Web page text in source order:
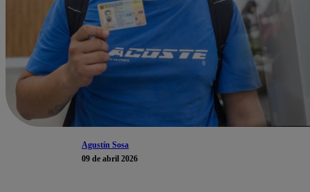
Agustín Sosa
09 de abril 2026